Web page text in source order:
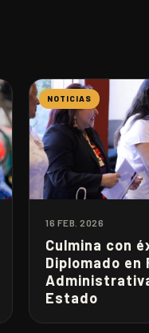
NOTICIAS
16 FEB. 2026
Culmina con
Diplomado en
Estado